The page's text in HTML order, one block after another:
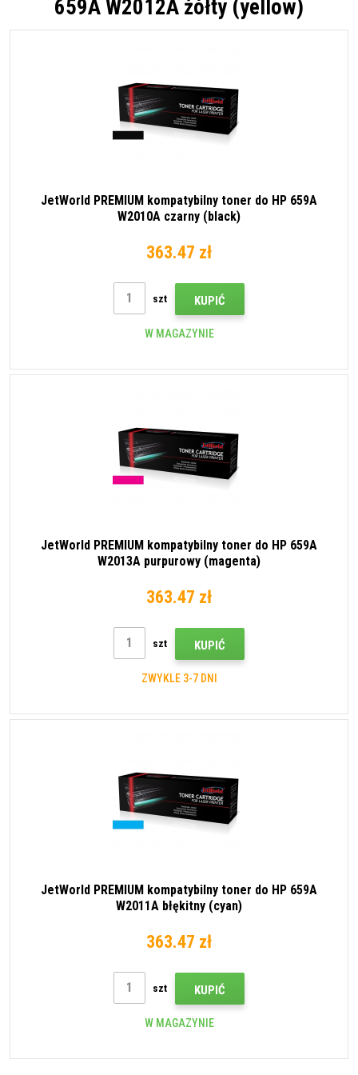
659A W2012A żółty (yellow)
JetWorld PREMIUM kompatybilny toner do HP 659A
W2010A czarny (black)
363.47 zł
szt KUPIĆ
W MAGAZYNIE
JetWorld PREMIUM kompatybilny toner do HP 659A
W2013A purpurowy (magenta)
363.47 zł
szt KUPIĆ
ZWYKLE 3-7 DNI
JetWorld PREMIUM kompatybilny toner do HP 659A
W2011A błękitny (cyan)
363.47 zł
szt KUPIĆ
W MAGAZYNIE